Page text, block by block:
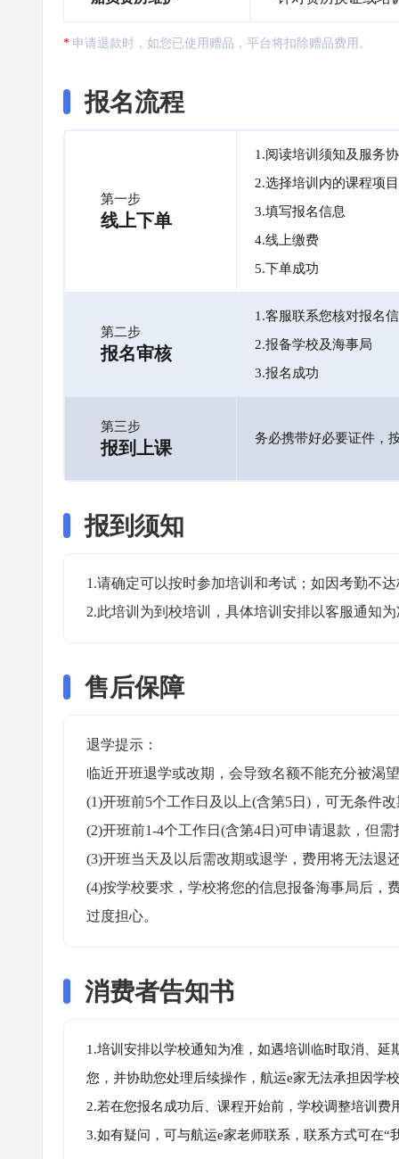
申请退款时，如您已使用赠品，平台将扣除赠品费用。
报名流程
第一步
线上下单
1.阅读培训须知及服务
2.选择培训内的课程项目
3.填写报名信息
4.线上缴费
5.下单成功
第二步
报名审核
1.客服联系您核对报名
2.报备学校及海事局
3.报名成功
第三步
报到上课 务必携带好必要证件，
报到须知
1.请确定可以按时参加培训和考试；如因考勤不
2.此培训为到校培训，具体培训安排以客服通知
售后保障
退学提示：
临近开班退学或改期，会导致名额不能充分被渴
(1)开班前5个工作日及以上(含第5日)，可无条件
(2)开班前1-4个工作日(含第4日)可申请退款，但
(3)开班当天及以后需改期或退学，费用将无法退
(4)按学校要求，学校将您的信息报备海事局后，
过度担心。
消费者告知书
1.培训安排以学校通知为准，如遇培训临时取消、
您，并协助您处理后续操作，航运e家无法承担因学
2.若在您报名成功后、课程开始前，学校调整培训
3.如有疑问，可与航运e家老师联系，联系方式可在